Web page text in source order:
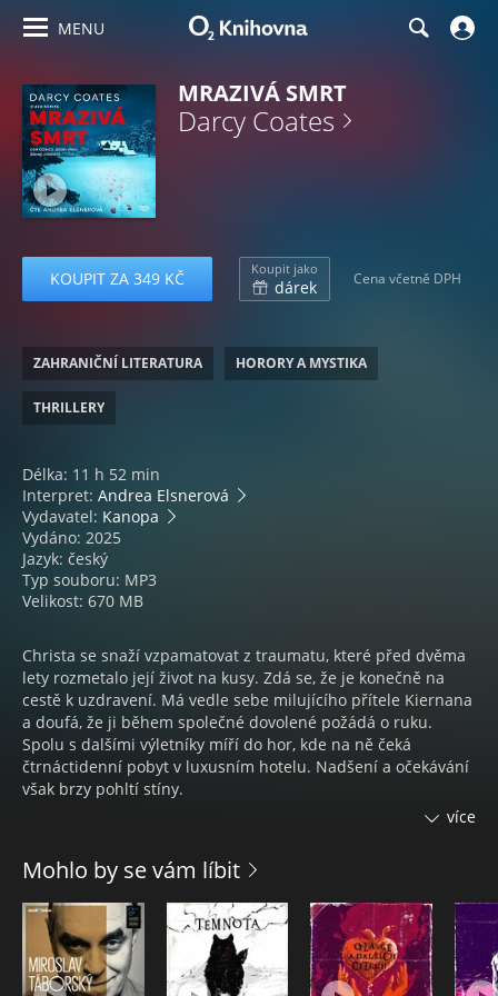
MENU
MRAZIVÁ SMRT
Darcy Coates
KOUPIT ZA 349 KČ Koupit jako
dárek Cena včetně DPH
ZAHRANIČNÍ LITERATURA HORORY A MYSTIKA
THRILLERY
Délka: 11 h 52 min
Interpret: Andrea Elsnerová
Vydavatel: Kanopa
Vydáno: 2025
Jazyk: český
Typ souboru: MP3
Velikost: 670 MB
Christa se snaží vzpamatovat z traumatu, které před dvěma
lety rozmetalo její život na kusy. Zdá se, že je konečně na
cestě k uzdravení. Má vedle sebe milujícího přítele Kiernana
a doufá, že ji během společné dovolené požádá o ruku.
Spolu s dalšími výletníky míří do hor, kde na ně čeká
čtrnáctidenní pobyt v luxusním hotelu. Nadšení a očekávání
však brzy pohltí stíny.
hledat úkryt, uchýlí se skupina do opuštěné lovecké chaty.
Tam se všechno začne hroutit. Ráno po první noci najdou
průvodcovu hlavu nabodnutou na stromě. A tím noční můra
teprve začíná.
Jednotliví členové skupiny mizí jeden po druhém. Z osmi je
více
Mohlo by se vám líbit